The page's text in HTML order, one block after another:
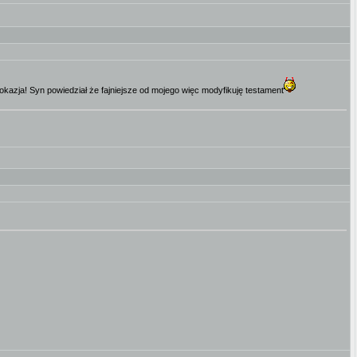
Syn powiedział że fajniejsze od mojego więc modyfikuję testament